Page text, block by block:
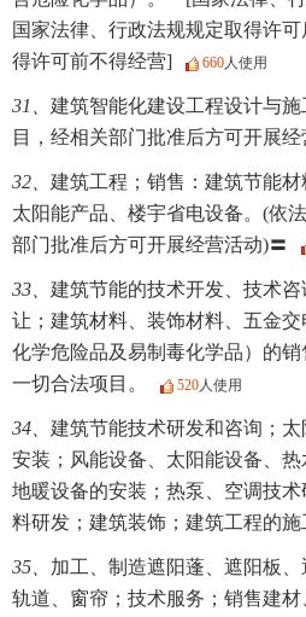
国家法律、行政法规规定取得许
得许可前不得经营]
660 人使用
31、 建筑智能化建设工程设计与
目，经相关部门批准后方可开展经
32、 建筑工程；销售：建筑节能材
太阳能产品、楼宇省电设备。(依
部门批准后方可开展经营活动)〓
33、 建筑节能的技术开发、技术
让；建筑材料、装饰材料、五金
化学危险品及易制毒化学品）的
一切合法项目。
520 人使用
34、 建筑节能技术研发和咨询；
安装；风能设备、太阳能设备、热
地暖设备的安装；热泵、空调技
料研发；建筑装饰；建筑工程的施
35、 加工、制造遮阳蓬、遮阳板
轨道、窗帘；技术服务；销售建